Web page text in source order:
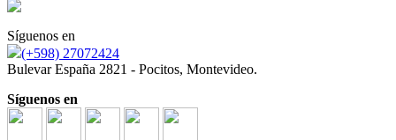
Síguenos en
(+598) 27072424
Bulevar España 2821 - Pocitos, Montevideo.
Síguenos en